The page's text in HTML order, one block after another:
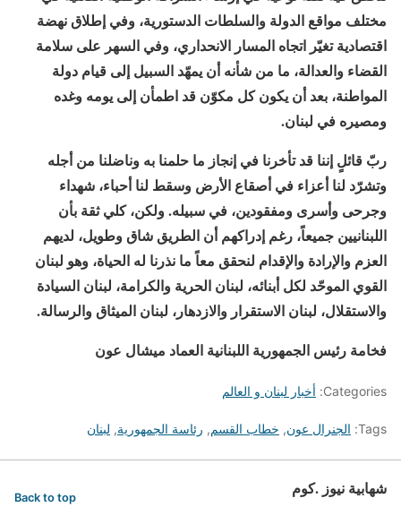
مختلف مواقع الدولة والسلطات الدستورية، وفي إطلاق نهضة
اقتصادية تغيّر اتجاه المسار الانحداري، وفي السهر على سلامة
القضاء والعدالة، ما من شأنه أن يمهّد السبيل إلى قيام دولة
المواطنة، بعد أن يكون كل مكوّن قد اطمأن إلى يومه وغده
ومصيره في لبنان.
ربّ قائلٍ إننا قد تأخرنا في إنجاز ما حلمنا به وناضلنا من أجله
وتشرّد لنا أعزاء في أصقاع الأرض وسقط لنا أحباء، شهداء
وجرحى وأسرى ومفقودين، في سبيله. ولكن، كلي ثقة بأن
اللبنانيين جميعاً، رغم إدراكهم أن الطريق شاق وطويل، لديهم
العزم والإرادة والإقدام لنحقق معاً ما نذرنا له الحياة، وهو لبنان
القوي الموحّد لكل أبنائه، لبنان الحرية والكرامة، لبنان السيادة
والاستقلال، لبنان الاستقرار والازدهار، لبنان الميثاق والرسالة.
فخامة رئيس الجمهورية اللبنانية العماد ميشال عون
Categories: أخبار لبنان و العالم
Tags: الجنرال عون, خطاب القسم, رئاسة الجمهورية, لبنان
شهابية نيوز .كوم Back to top